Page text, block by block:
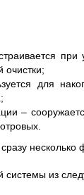
очистки;
для
–
несколько
системы из